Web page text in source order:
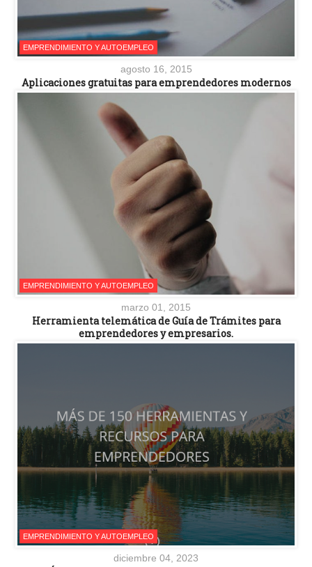
EMPRENDIMIENTO Y AUTOEMPLEO
agosto 16, 2015
Aplicaciones gratuitas para emprendedores modernos
EMPRENDIMIENTO Y AUTOEMPLEO
marzo 01, 2015
Herramienta telemática de Guía de Trámites para
emprendedores y empresarios.
EMPRENDIMIENTO Y AUTOEMPLEO
diciembre 04, 2023